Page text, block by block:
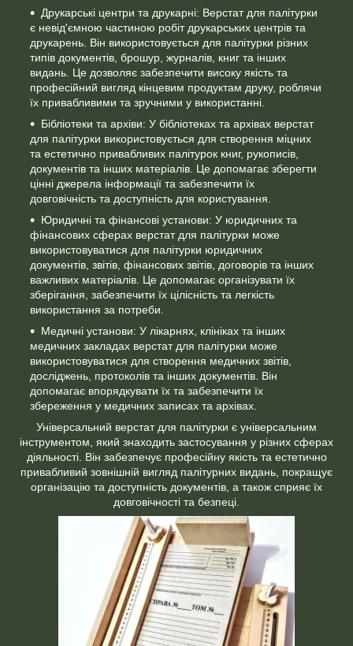
Друкарські центри та друкарні: Верстат для палітурки
є невід'ємною частиною робіт друкарських центрів та
друкарень. Він використовується для палітурки різних
типів документів, брошур, журналів, книг та інших
видань. Це дозволяє забезпечити високу якість та
професійний вигляд кінцевим продуктам друку, роблячи
їх привабливими та зручними у використанні.
Бібліотеки та архіви: У бібліотеках та архівах верстат
для палітурки використовується для створення міцних
та естетично привабливих палітурок книг, рукописів,
документів та інших матеріалів. Це допомагає зберегти
цінні джерела інформації та забезпечити їх
довговічність та доступність для користування.
Юридичні та фінансові установи: У юридичних та
фінансових сферах верстат для палітурки може
використовуватися для палітурки юридичних
документів, звітів, фінансових звітів, договорів та інших
важливих матеріалів. Це допомагає організувати їх
зберігання, забезпечити їх цілісність та легкість
використання за потреби.
Медичні установи: У лікарнях, клініках та інших
медичних закладах верстат для палітурки може
використовуватися для створення медичних звітів,
досліджень, протоколів та інших документів. Він
допомагає впорядкувати їх та забезпечити їх
збереження у медичних записах та архівах.
Універсальний верстат для палітурки є універсальним
інструментом, який знаходить застосування у різних сферах
діяльності. Він забезпечує професійну якість та естетично
привабливий зовнішній вигляд палітурних видань, покращує
організацію та доступність документів, а також сприяє їх
довговічності та безпеці.